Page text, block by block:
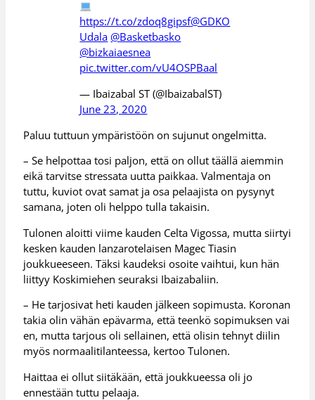
https://t.co/zdoq8gipsf@GDKO
Udala @Basketbasko
@bizkaiaesnea
pic.twitter.com/vU4OSPBaal
— Ibaizabal ST (@IbaizabalST)
June 23, 2020
Paluu tuttuun ympäristöön on sujunut ongelmitta.
– Se helpottaa tosi paljon, että on ollut täällä aiemmin
eikä tarvitse stressata uutta paikkaa. Valmentaja on
tuttu, kuviot ovat samat ja osa pelaajista on pysynyt
samana, joten oli helppo tulla takaisin.
Tulonen aloitti viime kauden Celta Vigossa, mutta siirtyi
kesken kauden lanzarotelaisen Magec Tiasin
joukkueeseen. Täksi kaudeksi osoite vaihtui, kun hän
liittyy Koskimiehen seuraksi Ibaizabaliin.
– He tarjosivat heti kauden jälkeen sopimusta. Koronan
takia olin vähän epävarma, että teenkö sopimuksen vai
en, mutta tarjous oli sellainen, että olisin tehnyt diilin
myös normaalitilanteessa, kertoo Tulonen.
Haittaa ei ollut siitäkään, että joukkueessa oli jo
ennestään tuttu pelaaja.